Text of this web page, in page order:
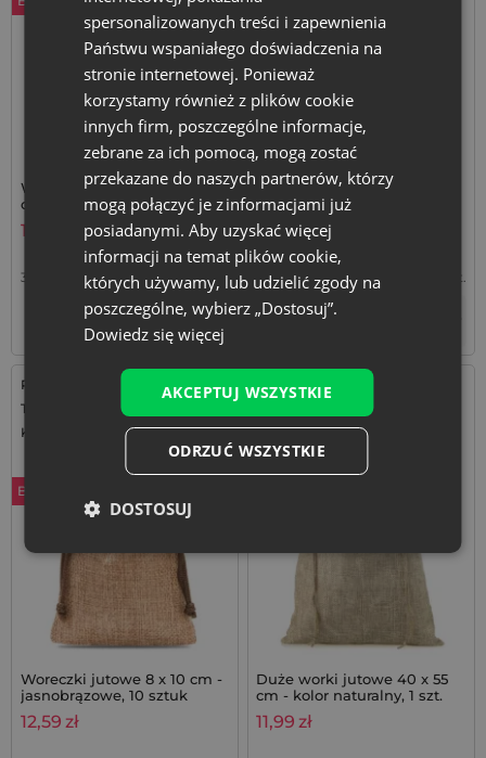
Woreczki bawełniane 15 x 20
cm, 5 szt. - naturalne
15,99
3,20 zł / szt. 1 op. = 5 szt.
+
5 szt. Woreczki z bawełny 18
x 24 cm - naturalne
17,49zł
3,50 zł / szt. 1 op. = 5 szt.
Tymczasowo niedostępny
Rozmiar: 8x10 cm
Tkanina: Juta
Kolor:
Bestseller
Woreczki jutowe 8 x 10 cm -
jasnobrązowe, 10 sztuk
12,59 zł
Rozmiar: 40x55 cm
Kolor:
Duże worki jutowe 40 x 55
cm - kolor naturalny, 1 szt.
11,99 zł
spersonalizowanych treści i zapewnienia
Państwu wspaniałego doświadczenia na
stronie internetowej. Ponieważ
korzystamy również z plików cookie
innych firm, poszczególne informacje,
zebrane za ich pomocą, mogą zostać
przekazane do naszych partnerów, którzy
mogą połączyć je z informacjami już
posiadanymi. Aby uzyskać więcej
informacji na temat plików cookie,
których używamy, lub udzielić zgody na
poszczególne, wybierz „Dostosuj”.
Dowiedz się więcej
AKCEPTUJ WSZYSTKIE
ODRZUĆ WSZYSTKIE
DOSTOSUJ